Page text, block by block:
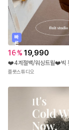
빠
른
출
발
16% 19,990
플룻스튜디오